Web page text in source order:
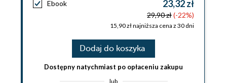
Ebook 23,32 zł
29,90 zł(-22%)
15,90 zł najniższa cena z 30 dni
Dodaj do koszyka
Dostępny natychmiast po opłaceniu zakupu
lub